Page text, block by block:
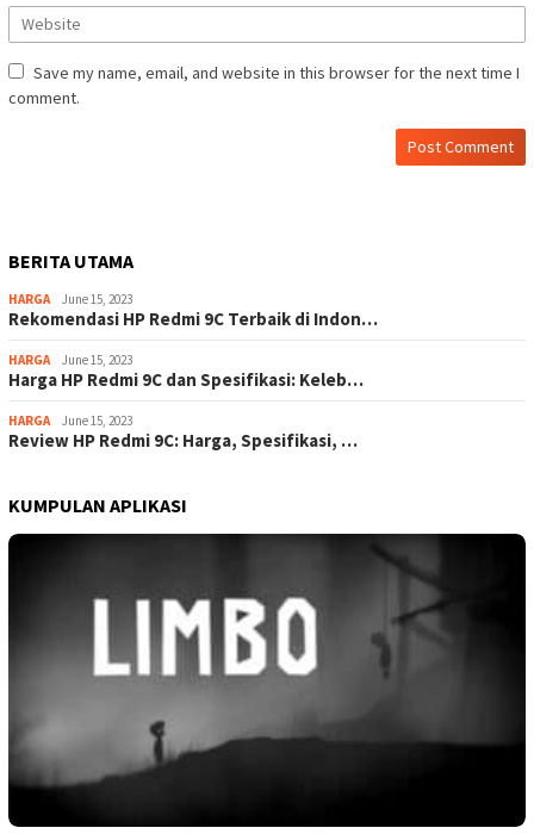
Save my name, email, and website in this browser for the next time I
comment.
BERITA UTAMA
HARGA June 15, 2023
Rekomendasi HP Redmi 9C Terbaik di Indon…
HARGA June 15, 2023
Harga HP Redmi 9C dan Spesifikasi: Keleb…
HARGA June 15, 2023
Review HP Redmi 9C: Harga, Spesifikasi, …
KUMPULAN APLIKASI